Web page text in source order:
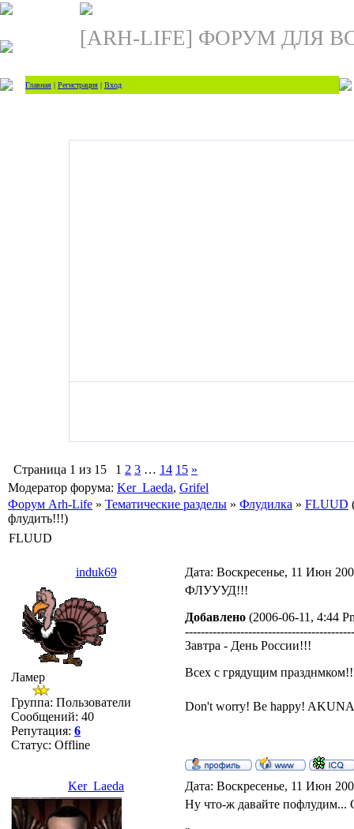
[ARH-LIFE] ФОРУМ ДЛЯ
Главная | Регистрация | Вход
Страница 1 из 15 1 2 3 … 14 15 »
Модератор форума: Ker_Laeda, Grifel
Форум Arh-Life » Тематические разделы » Флудилка » FLUUD
флудить!!!)
FLUUD
induk69 Дата: Воскресенье, 11 Июн
Ламер
Группа: Пользователи
Сообщений: 40
Репутация: 6
Статус: Offline
ФЛУУУД!!!
Добавлено (2006-06-11, 4:44
Завтра - День России!!!
Всех с грядущим
Don't worry! Be happy!
Ker_Laeda Дата: Воскресенье, 11 Июн
Ну что-ж давайте пофлудим...